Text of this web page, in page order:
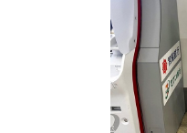
Help
お問い合わせ(日本語)
Inquiry(English)